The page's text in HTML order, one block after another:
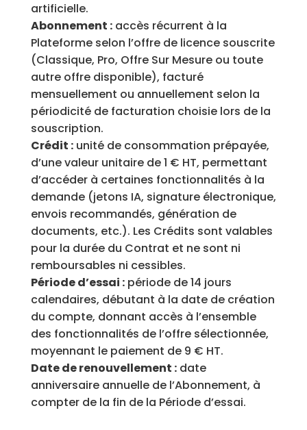
artificielle.
Abonnement :accès récurrent à la
Plateforme selon l’offre de licence souscrite
(Classique, Pro, Offre Sur Mesure ou toute
autre offre disponible), facturé
mensuellement ou annuellement selon la
périodicité de facturation choisie lors de la
souscription.
Crédit :unité de consommation prépayée,
d’une valeur unitaire de 1 € HT, permettant
d’accéder à certaines fonctionnalités à la
demande (jetons IA, signature électronique,
envois recommandés, génération de
documents, etc.). Les Crédits sont valables
pour la durée du Contrat et ne sont ni
remboursables ni cessibles.
Période d’essai :période de 14 jours
calendaires, débutant à la date de création
du compte, donnant accès à l’ensemble
des fonctionnalités de l’offre sélectionnée,
moyennant le paiement de 9 € HT.
Date de renouvellement :date
anniversaire annuelle de l’Abonnement, à
compter de la fin de la Période d’essai.